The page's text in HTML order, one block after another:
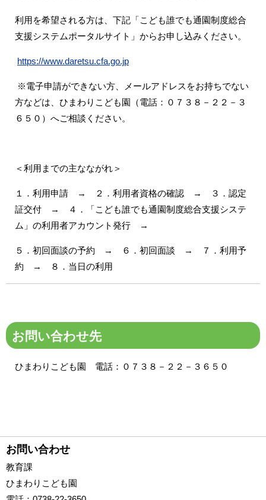
利用を希望される方は、下記「こども誰でも通園制度総合
支援システムポータルサイト」からお申し込みください。
https://www.daretsu.cfa.go.jp
※電子申請ができない方、メールアドレスをお持ちでない
方などは、ひまわりこども園（電話：０７３８－２２－３
６５０）へご相談ください。
＜利用までの主なながれ＞
１．利用申請 → ２．利用者資格の確認 → ３．認定
証交付 → ４．「こども誰でも通園制度総合支援システ
ム」の利用者アカウント発行 →
５．初回面談の予約 → ６．初回面談 → ７．利用予
約 → ８．当日の利用
お問い合わせ先
ひまわりこども園 電話：０７３８－２２－３６５０
お問い合わせ
教育課
ひまわりこども園